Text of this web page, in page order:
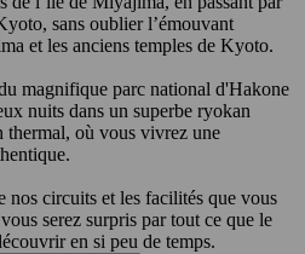
sans oublier l’émouvant
et les anciens temples de Kyoto.
magnifique parc national d'Hakone
nuits dans un superbe ryokan
thermal, où vous vivrez une
nos circuits et les facilités que vous
serez surpris par tout ce que le
en si peu de temps.